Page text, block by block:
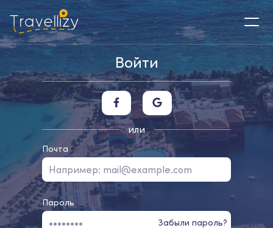
Войти
или
Почта
Пароль
Забыли пароль?